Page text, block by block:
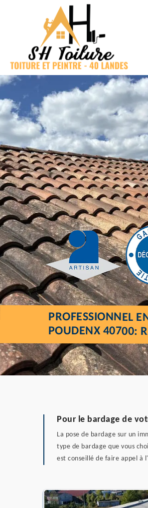
PROFESSIONNEL
POUDENX 40700:
Pour le bardage de
La pose de bardage sur un
type de bardage que vous
est conseillé de faire appel à